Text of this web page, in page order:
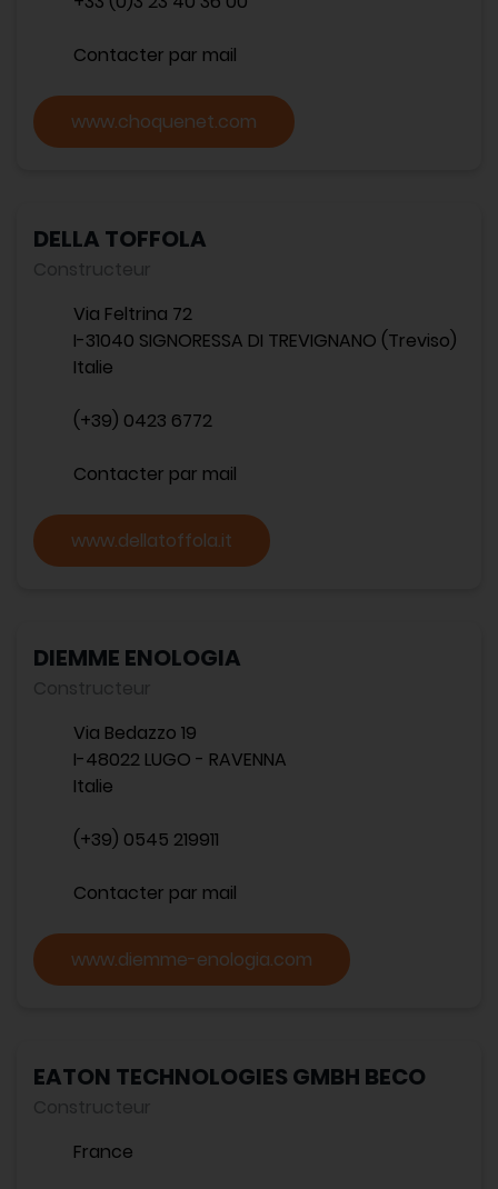
Contacter par mail
www.choquenet.com
DELLA TOFFOLA
Constructeur
Via Feltrina 72
I-31040 SIGNORESSA DI TREVIGNANO (Treviso)
Italie
(+39) 0423 6772
Contacter par mail
www.dellatoffola.it
DIEMME ENOLOGIA
Constructeur
Via Bedazzo 19
I-48022 LUGO - RAVENNA
Italie
(+39) 0545 219911
Contacter par mail
www.diemme-enologia.com
EATON TECHNOLOGIES GMBH BECO
Constructeur
France